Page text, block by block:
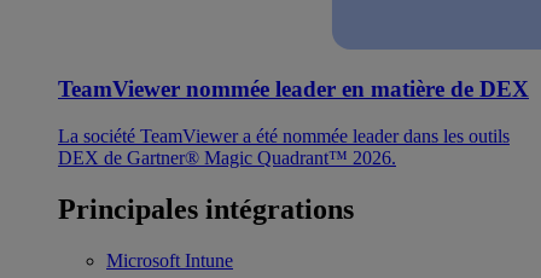
TeamViewer nommée leader en matière de DEX
La société TeamViewer a été nommée leader dans les outils
DEX de Gartner® Magic Quadrant™ 2026.
Principales intégrations
Microsoft Intune